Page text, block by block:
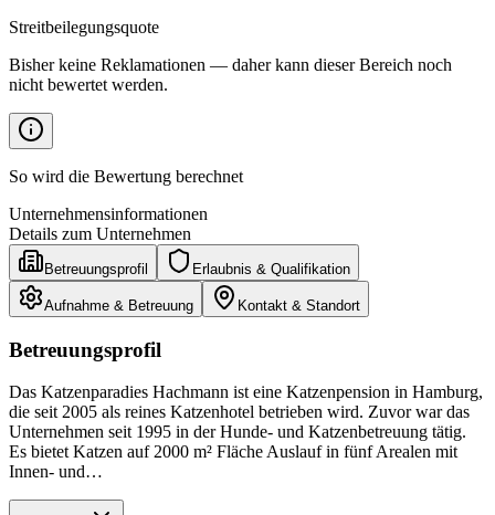
Streitbeilegungsquote
Bisher keine Reklamationen — daher kann dieser Bereich noch
nicht bewertet werden.
So wird die Bewertung berechnet
Unternehmensinformationen
Details zum Unternehmen
Betreuungsprofil Erlaubnis & Qualifikation
Aufnahme & Betreuung Kontakt & Standort
Betreuungsprofil
Das Katzenparadies Hachmann ist eine Katzenpension in Hamburg,
die seit 2005 als reines Katzenhotel betrieben wird. Zuvor war das
Unternehmen seit 1995 in der Hunde- und Katzenbetreuung tätig.
Es bietet Katzen auf 2000 m² Fläche Auslauf in fünf Arealen mit
Innen- und…